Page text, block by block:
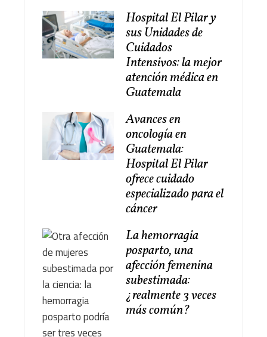
Hospital El Pilar y
sus Unidades de
Cuidados
Intensivos: la mejor
atención médica en
Guatemala
Avances en
oncología en
Guatemala:
Hospital El Pilar
ofrece cuidado
especializado para el
cáncer
La hemorragia
posparto, una
afección femenina
subestimada:
¿realmente 3 veces
más común?